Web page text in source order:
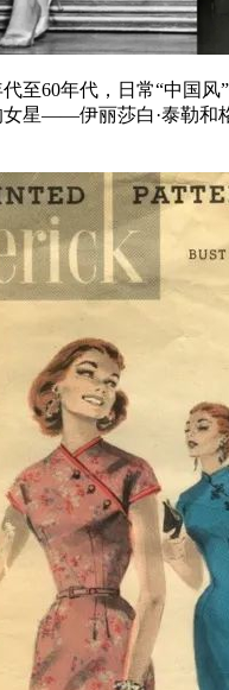
60年代，日常“中国风
星——伊丽莎白·泰勒和